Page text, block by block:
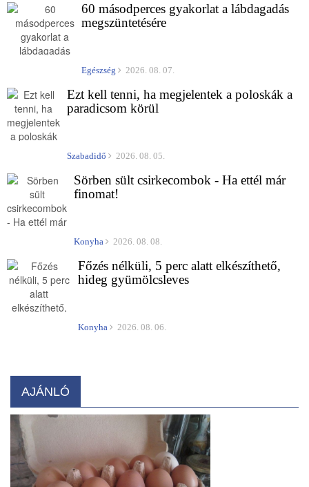
60 másodperces gyakorlat a lábdagadás
megszüntetésére
Egészség 2026. 08. 07.
Ezt kell tenni, ha megjelentek a poloskák a
paradicsom körül
Szabadidő 2026. 08. 05.
Sörben sült csirkecombok - Ha ettél már
finomat!
Konyha 2026. 08. 08.
Főzés nélküli, 5 perc alatt elkészíthető,
hideg gyümölcsleves
Konyha 2026. 08. 06.
AJÁNLÓ